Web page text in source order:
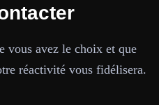
vous avez le choix et que
réactivité vous fidélisera.